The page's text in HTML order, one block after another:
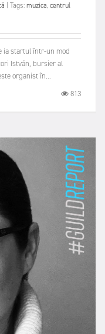
Tags:muzica,centrul
ia startul într-un mod
István, bursier al
organist în...
813